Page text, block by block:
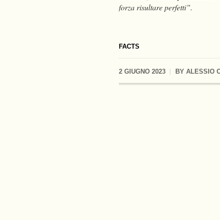
FACTS
2 GIUGNO 2023 BY ALESSIO
forza risultare perfetti”.